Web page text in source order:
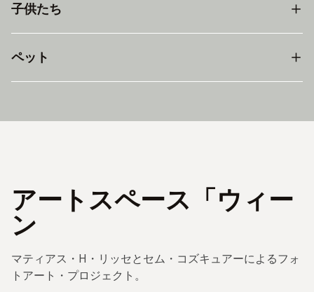
子供たち
ペット
アートスペース「ウィー
ン
マティアス・H・リッセとセム・コズキュアーによるフォ
トアート・プロジェクト。